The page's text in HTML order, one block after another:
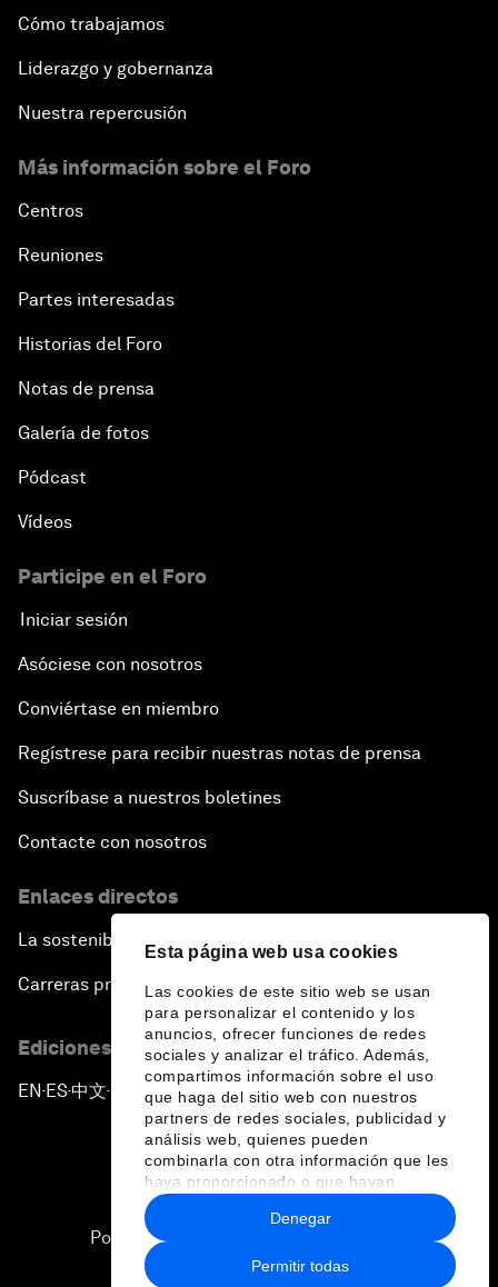
Esta página web usa cookies
Las cookies de este sitio web se usan
para personalizar el contenido y los
anuncios, ofrecer funciones de redes
sociales y analizar el tráfico. Además,
compartimos información sobre el uso
que haga del sitio web con nuestros
partners de redes sociales, publicidad y
análisis web, quienes pueden
combinarla con otra información que les
haya proporcionado o que hayan
recopilado a partir del uso que haya
hecho de sus servicios.
Permitir todas
Denegar
Cómo trabajamos
Liderazgo y gobernanza
Nuestra repercusión
Más información sobre el Foro
Centros
Reuniones
Partes interesadas
Historias del Foro
Notas de prensa
Galería de fotos
Pódcast
Vídeos
Participe en el Foro
Iniciar sesión
Asóciese con nosotros
Conviértase en miembro
Regístrese para recibir nuestras notas de prensa
Suscríbase a nuestros boletines
Contacte con nosotros
Enlaces directos
La sostenibilidad en el Foro
Carreras profesionales
Ediciones en otros idiomas
EN ▪ ES▪中文▪ 日本語
Política de privacidad y normas de uso